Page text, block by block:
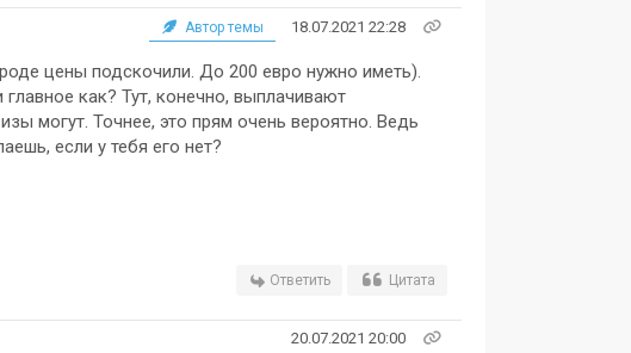
Автор темы 18.07.2021 22:28
цены подскочили. До 200 евро нужно иметь).
как? Тут, конечно, выплачивают
могут. Точнее, это прям очень вероятно. Ведь
если у тебя его нет?
Ответить Цитата
20.07.2021 20:00